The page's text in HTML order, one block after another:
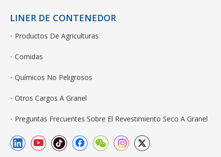
LINER DE CONTENEDOR
Productos De Agriculturas
Comidas
Químicos No Peligrosos
Otros Cargos A Granel
Preguntas Frecuentes Sobre El Revestimiento Seco A Granel